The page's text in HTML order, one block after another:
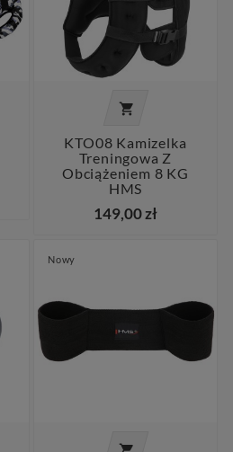

KTO08 Kamizelka
Treningowa Z
Obciążeniem 8 KG
HMS
149,00 zł
Nowy